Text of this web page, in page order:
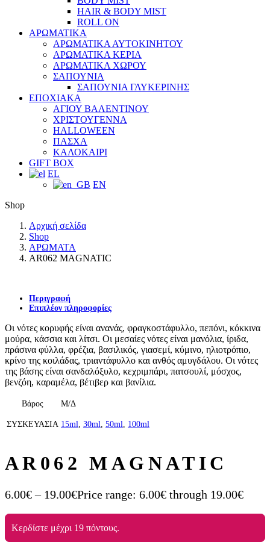
HAIR & BODY MIST
ROLL ON
ΑΡΩΜΑΤΙΚΑ
ΑΡΩΜΑΤΙΚΑ ΑΥΤΟΚΙΝΗΤΟΥ
ΑΡΩΜΑΤΙΚΑ ΚΕΡΙΑ
ΑΡΩΜΑΤΙΚΑ ΧΩΡΟΥ
ΣΑΠΟΥΝΙΑ
ΣΑΠΟΥΝΙΑ ΓΛΥΚΕΡΙΝΗΣ
ΕΠΟΧΙΑΚΑ
ΑΓΙΟΥ ΒΑΛΕΝΤΙΝΟΥ
ΧΡΙΣΤΟΥΓΕΝΝΑ
HALLOWEEN
ΠΑΣΧΑ
ΚΑΛΟΚΑΙΡΙ
GIFT BOX
EL
EN
Shop
Αρχική σελίδα
Shop
ΑΡΩΜΑΤΑ
AR062 MAGNATIC
Περιγραφή
Επιπλέον πληροφορίες
Οι νότες κορυφής είναι ανανάς, φραγκοστάφυλλο, πεπόνι, κόκκινα
μούρα, κάσσια και λίτσι. Οι μεσαίες νότες είναι μανόλια, ίριδα,
πράσινα φύλλα, φρέζια, βασιλικός, γιασεμί, κύμινο, ηλιοτρόπιο,
κρίνο της κοιλάδας, τριαντάφυλλο και ανθός αμυγδάλου. Οι νότες
της βάσης είναι σανδαλόξυλο, κεχριμπάρι, πατσουλί, μόσχος,
βενζόη, καραμέλα, βέτιβερ και βανίλια.
Βάρος Μ/Δ
ΣΥΣΚΕΥΑΣΙΑ 15ml, 30ml, 50ml, 100ml
AR062 MAGNATIC
6.00€ – 19.00€Price range: 6.00€ through 19.00€
Κερδίστε μέχρι 19 πόντους.